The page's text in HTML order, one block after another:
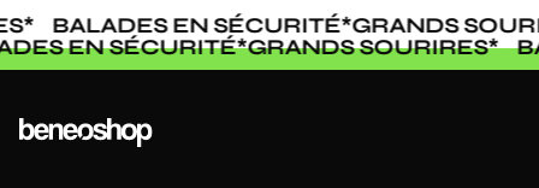
BALADES EN SÉCURITÉ*GRANDS
EN SÉCURITÉ*GRANDS SOURIRES*